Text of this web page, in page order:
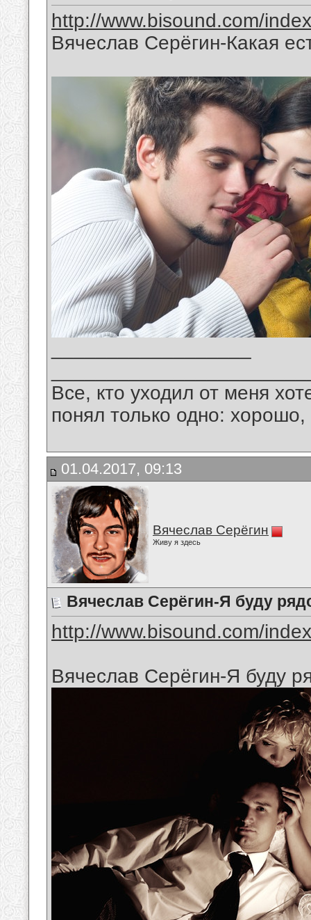
http://www.bisound.com/
Вячеслав Серёгин-Какая
Все, кто уходил от меня
понял только одно:
01.04.2017, 09:13
Вячеслав Серёгин
Живу я здесь
Вячеслав Серёгин-Я буду
http://www.bisound.com/
Вячеслав Серёгин-Я буду